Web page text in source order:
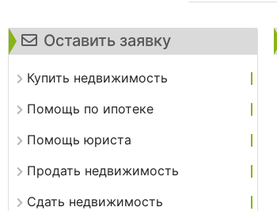
Оставить заявку
Купить недвижимость
Помощь по ипотеке
Помощь юриста
Продать недвижимость
Сдать недвижимость